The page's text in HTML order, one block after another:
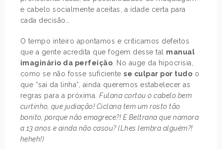
e cabelo socialmente aceitas, a idade certa para
cada decisão…
O tempo inteiro apontamos e criticamos defeitos
que a gente acredita que fogem desse tal manual
imaginário da perfeição . No auge da hipocrisia,
como se não fosse suficientese culpar por tudo o
que “sai da linha”, ainda queremos estabelecer as
regras para a próxima.Fulana cortou o cabelo bem
curtinho, que judiação! Ciclana tem um rosto tão
bonito, porque não emagrece?! E Beltrana que namora
a 13 anos e ainda não casou? (Lhes lembra alguém?!
heheh!)